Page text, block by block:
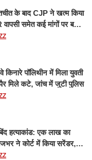
के बाद CJP ने खत्म किया
समेत कई मांगों पर बनी
किनारे पॉलिथीन में मिला युवती
मिले कटे, जांच में जुटी पुलिस
हत्याकांड: एक लाख का
ने कोर्ट में किया सरेंडर,
भेजा गया जेल